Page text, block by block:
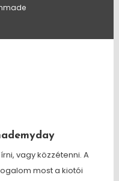
vagy közzétenni. A
most a kiotói